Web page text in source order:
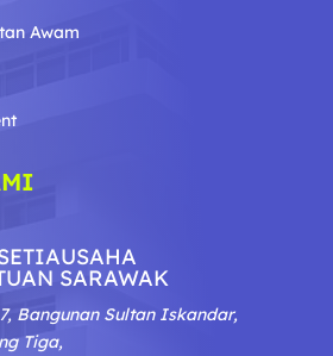
Awam
SARAWAK
Bangunan Sultan Iskandar,
Tiga,